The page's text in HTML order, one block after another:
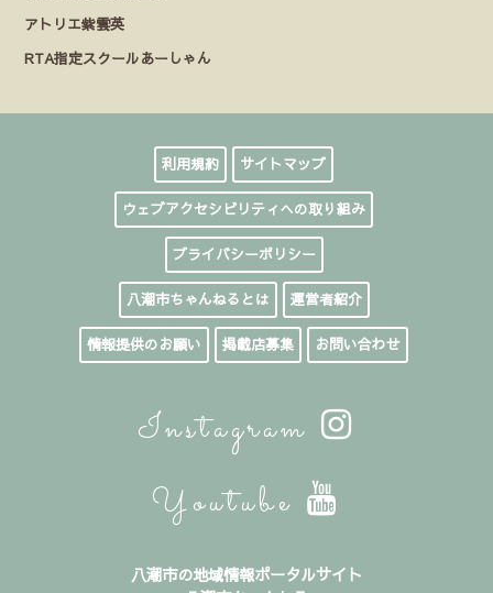
アトリエ紫雲英
RTA指定スクールあーしゃん
利用規約 サイトマップ
ウェブアクセシビリティへの取り組み
プライバシーポリシー
八潮市ちゃんねるとは 運営者紹介
情報提供のお願い 掲載店募集 お問い合わせ
Instagram
Youtube
八潮市の地域情報ポータルサイト